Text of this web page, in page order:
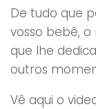
De tudo que
vosso bebê,
que lhe
outros
Vê aqui o